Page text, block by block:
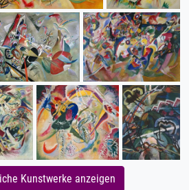
Kunstwerke anzeigen